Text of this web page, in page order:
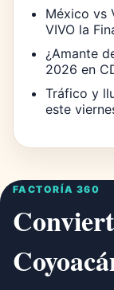
México vs
VIVO la
¿Amante
2026 en
Tráfico y
este
FACTORÍA 360